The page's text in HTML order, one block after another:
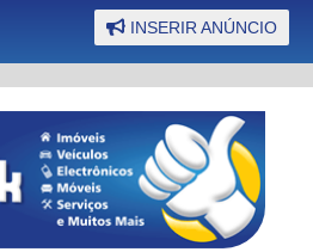
INSERIR ANÚNCIO